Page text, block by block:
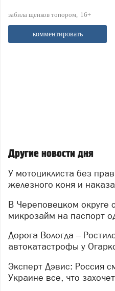
забила щенков топором 16+
комментировать
Другие новости дня
У мотоциклиста без прав конфисковали
железного коня и
В Череповецком округе студент оформил
микрозайм на паспорт
Дорога Вологда – Ростилово перекрыта после
автокатастрофы у
Эксперт Дэвис: Россия сможет уничтожить на
Украине все, что захочет